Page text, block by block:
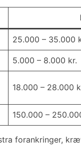
25.000 – 35.000
5.000 – 8.000 kr.
18.000 – 28.000
150.000 –
forankringer,